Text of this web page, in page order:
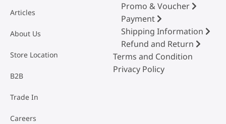
Articles
About Us
Store Location
B2B
Trade In
Careers
Promo & Voucher
Payment
Shipping Information
Refund and Return
Terms and Condition
Privacy Policy